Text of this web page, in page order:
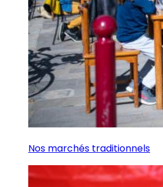
Nos marchés traditionnels